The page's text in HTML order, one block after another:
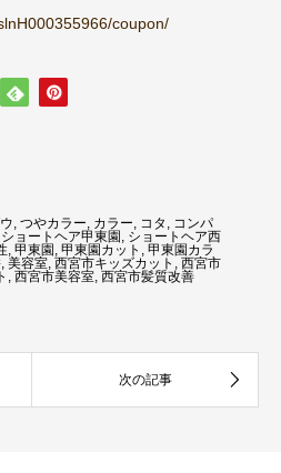
coupon/
, つやカラー, カラー, コタ , コンパ
ショートヘア甲東園 , ショートヘア西
, 甲東園 , 甲東園カット , 甲東園カラ
, 美容室, 西宮市キッズカット , 西宮市
, 西宮市美容室, 西宮市髪質改善